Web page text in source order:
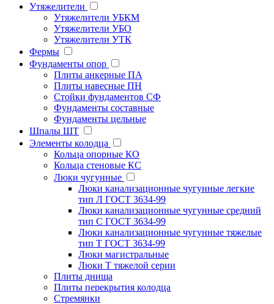
Утяжелители
Утяжелители УБКМ
Утяжелители УБО
Утяжелители УТК
Фермы
Фундаменты опор
Плиты анкерные ПА
Плиты навесные ПН
Стойки фундаментов СФ
Фундаменты составные
Фундаменты цельные
Шпалы ШТ
Элементы колодца
Кольца опорные КО
Кольца стеновые КС
Люки чугунные
Люки канализационные чугунные легкие
тип Л ГОСТ 3634-99
Люки канализационные чугунные средний
тип С ГОСТ 3634-99
Люки канализационные чугунные тяжелые
тип Т ГОСТ 3634-99
Люки магистральные
Люки Т тяжелой серии
Плиты днища
Плиты перекрытия колодца
Стремянки